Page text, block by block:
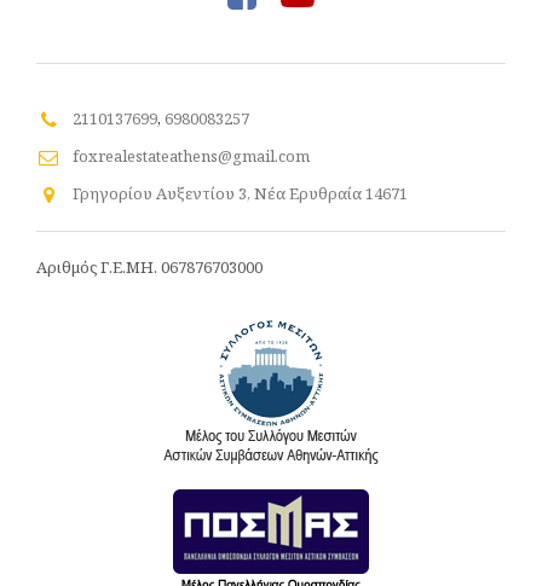
2110137699, 6980083257
foxrealestateathens@gmail.com
Γρηγορίου Αυξεντίου 3, Νέα Ερυθραία 14671
Αριθμός Γ.Ε.ΜΗ. 067876703000